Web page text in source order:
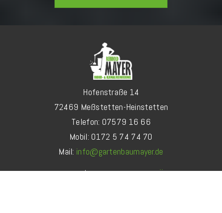
Hofenstraße 14
72469 Meßstetten-Heinstetten
Telefon: 07579 16 66
Mobil: 0172 5 74 74 70
Mail: info@gartenbaumayer.de
IMPRESSUM|DATENSCHUTZERKLÄRUNG